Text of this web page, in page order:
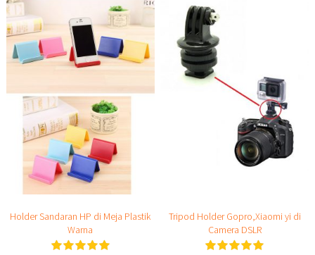
Holder Sandaran HP di Meja Plastik
Warna
Tripod Holder Gopro,Xiaomi yi di
Camera DSLR